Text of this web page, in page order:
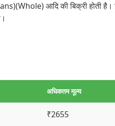
आदि की बिक्री होती
अधिकतम मूल्य
₹2655